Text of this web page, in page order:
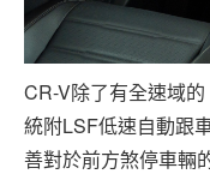
CR-V除了有全速域
統附LSF低速自動跟
善對於前方煞停車輛